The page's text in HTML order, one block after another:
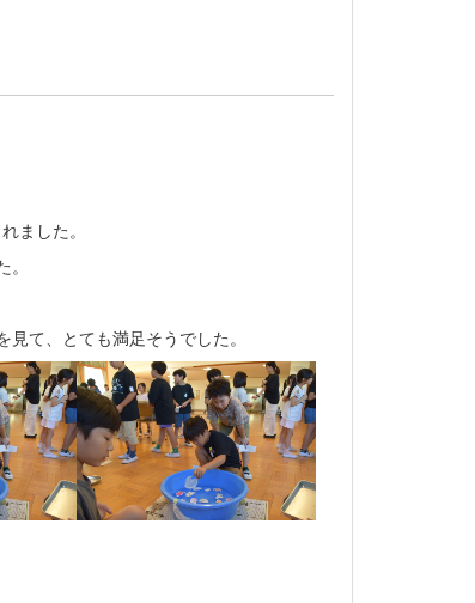
ました。
て、とても満足そうでした。